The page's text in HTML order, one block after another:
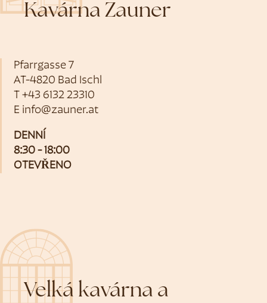
Kavárna Zauner
Pfarrgasse 7
AT-4820 Bad Ischl
T +43 6132 23310
E info@zauner.at
DENNÍ
8:30 - 18:00
OTEVŘENO
Velká kavárna a